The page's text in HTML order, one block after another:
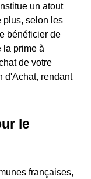
un atout
plus, selon les
bénéficier de
la prime à
de votre
d'Achat, rendant
le
françaises,